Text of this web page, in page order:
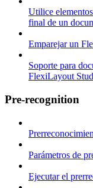
Utilice
final de un
Emparejar un
Soporte para
FlexiLayout
Pre-recognition
Parámetros de
Ejecutar el